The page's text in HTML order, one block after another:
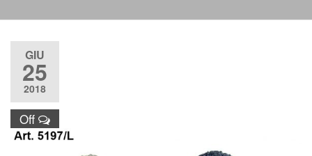
GIU
25
2018
Off